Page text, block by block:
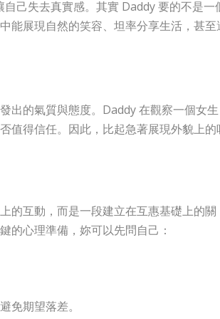
己失去真實感。其實 Daddy 要的不是一
能展現自然的笑容、坦率分享生活，甚至
出的氣質與態度。Daddy 在觀察一個女生
值得信任。因此，比起急著展現外貌上的
的互動，而是一段建立在互惠基礎上的關
的心理準備，妳可以先問自己：
免期望落差。